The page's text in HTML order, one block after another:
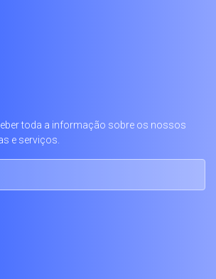
toda a informação sobre os nossos
e serviços.